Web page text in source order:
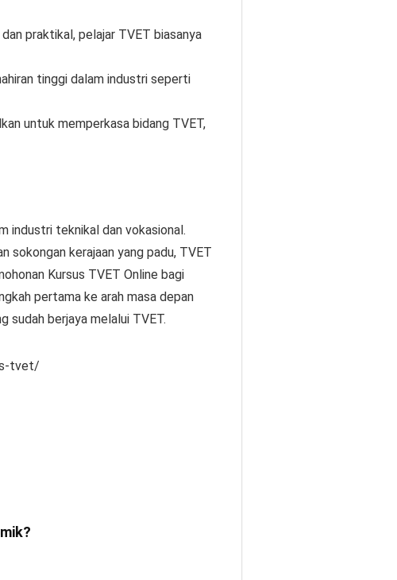
praktikal, pelajar TVET biasanya
tinggi dalam industri seperti
untuk memperkasa bidang TVET,
industri teknikal dan vokasional.
sokongan kerajaan yang padu, TVET
Kursus TVET Online bagi
pertama ke arah masa depan
sudah berjaya melalui TVET.
tvet/